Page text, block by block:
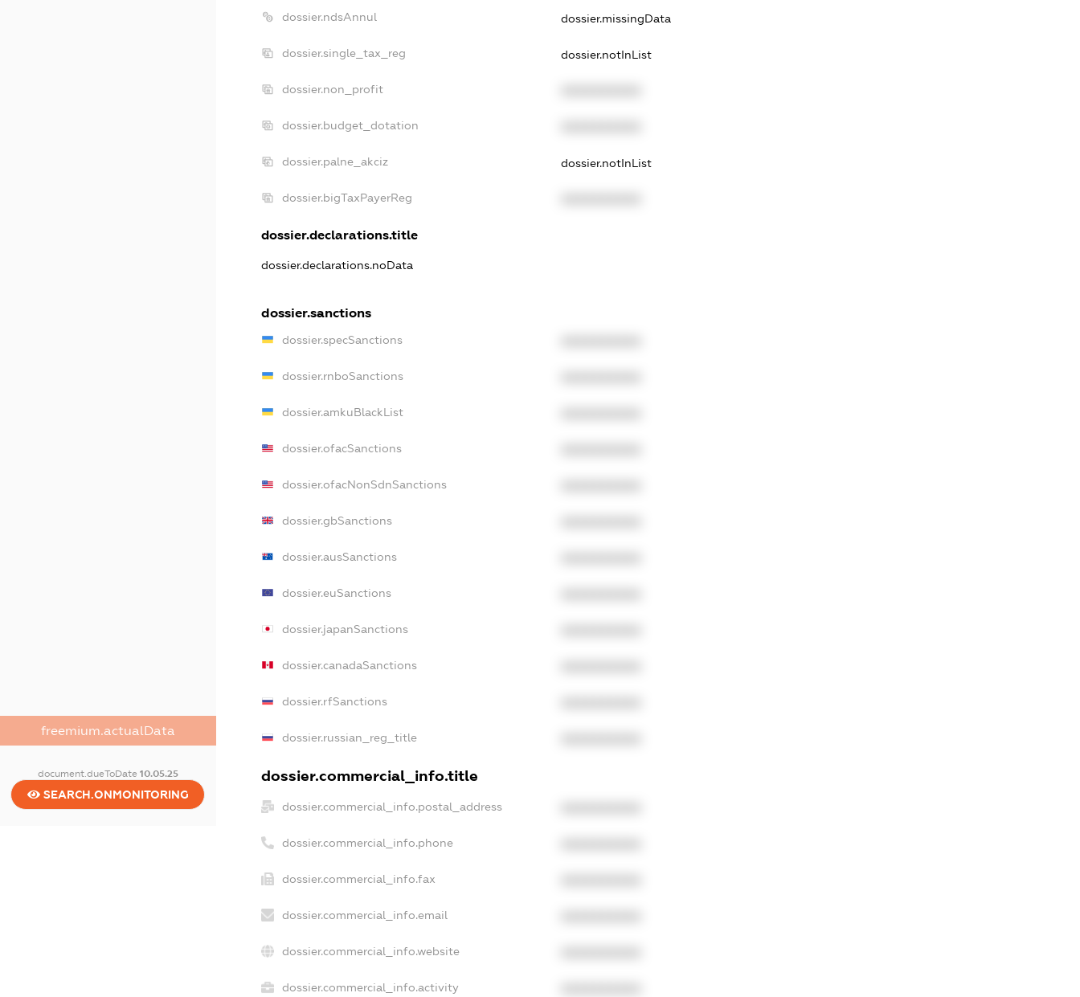
freemium.actualData
document.dueToDate 10.05.25
SEARCH.ONMONITORING
dossier.ndsAnnul dossier.missingData
dossier.single_tax_reg dossier.notInList
dossier.non_profit
dossier.budget_dotation
dossier.palne_akciz dossier.notInList
dossier.bigTaxPayerReg
dossier.declarations.title
dossier.declarations.noData
dossier.sanctions
dossier.specSanctions
dossier.rnboSanctions
dossier.amkuBlackList
dossier.ofacSanctions
dossier.ofacNonSdnSanctions
dossier.gbSanctions
dossier.ausSanctions
dossier.euSanctions
dossier.japanSanctions
dossier.canadaSanctions
dossier.rfSanctions
dossier.russian_reg_title
dossier.commercial_info.title
dossier.commercial_info.postal_address
dossier.commercial_info.phone
dossier.commercial_info.fax
dossier.commercial_info.email
dossier.commercial_info.website
dossier.commercial_info.activity